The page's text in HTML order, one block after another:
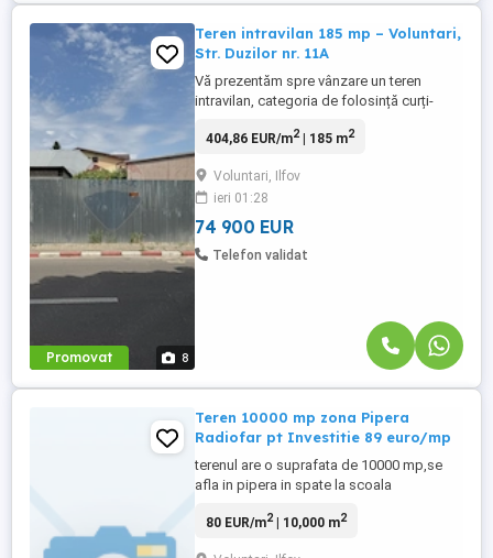
Promovat 8
Teren intravilan 185 mp – Voluntari,
Str. Duzilor nr. 11A
Vă prezentăm spre vânzare un teren
intravilan, categoria de folosință curți-
Orașul Voluntari, Jud. Ilfov, pe Strada
185 mp Deschidere stradală: aproximativ
12 ml Formă: poligonală neregulată Acces
direct din Strada ...
404,86 EUR/m2| 185 m2
Voluntari, Ilfov
ieri 01:28
74 900 EUR
Telefon validat
Teren 10000 mp zona Pipera
Radiofar pt Investitie 89 euro/mp
terenul are o suprafata de 10000 mp,se
afla in pipera in spate la scoala
de autostrada Bucuresti brasov ,este
80 EUR/m2| 10,000 m2